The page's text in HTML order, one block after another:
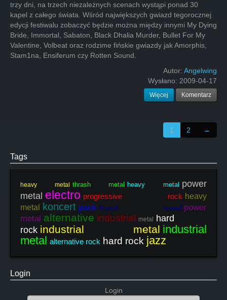
trzy dni, na trzech niezależnych scenach wystąpi ponad 30
kapel z całego świata. Wśród największych gwiazd tegorocznej
edycji festiwalu zobaczyć będzie można między innymi My Dying
Bride, Immortal, Sabaton, Black Dhalia Murder, Bullet For My
Valentine, Volbeat oraz rodzime fińskie gwiazdy jak Amorphis,
Stam1na, Ensiferum czy Rotten Sound.
Autor: Angelwing
Wysłano: 2009-04-17
Więcej Komentarz
1 2 →
Tags
heavy metal thrash metal heavy metal power
metal electro progressive rock heavy
metal
koncert punk thrash metal power
metal alternative industrial metal
hard
rock industrial metal industrial
metal alternative rock hard rock jazz
Login
Login